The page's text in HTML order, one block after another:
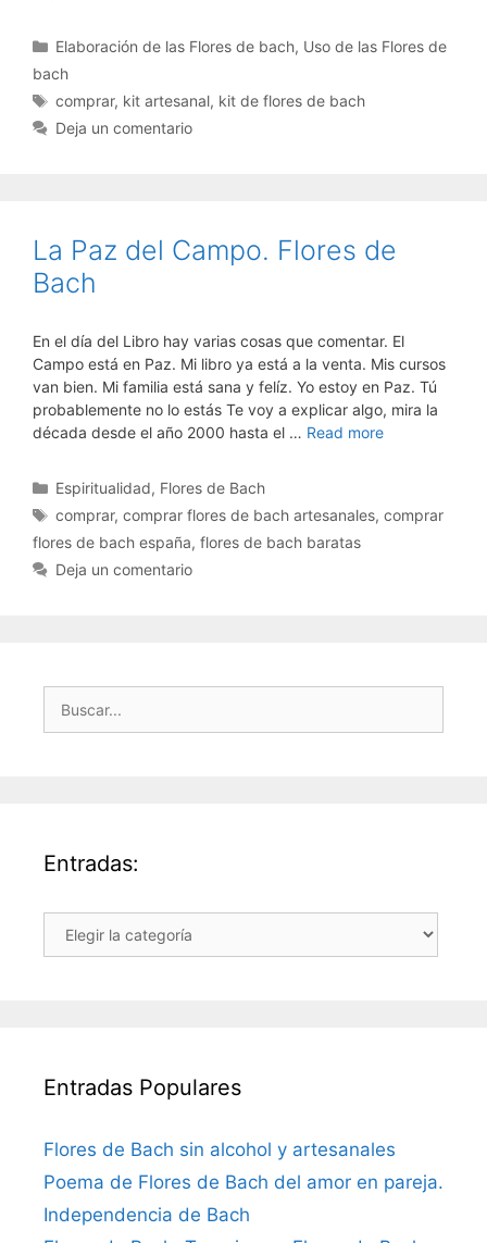
Categorías
Elaboración de las Flores de bach, Uso de las Flores de
bach
Etiquetas
comprar, kit artesanal, kit de flores de bach
Deja un comentario
La Paz del Campo. Flores de
Bach
En el día del Libro hay varias cosas que comentar. El
Campo está en Paz. Mi libro ya está a la venta. Mis cursos
van bien. Mi familia está sana y felíz. Yo estoy en Paz. Tú
probablemente no lo estás Te voy a explicar algo, mira la
década desde el año 2000 hasta el … Read more
Categorías
Espiritualidad, Flores de Bach
Etiquetas
comprar,comprar flores de bach artesanales,comprar
flores de bach españa, flores de bach baratas
Deja un comentario
Entradas:
Entradas:
Entradas Populares
Flores de Bach sin alcohol y artesanales
Poema de Flores de Bach del amor en pareja.
Independencia de Bach